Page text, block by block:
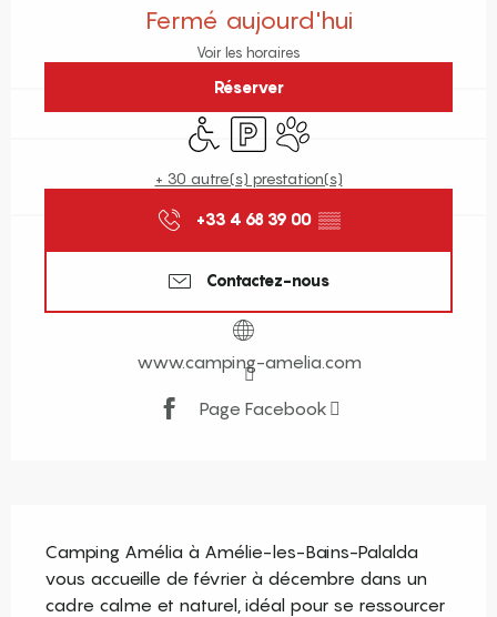
Fermé aujourd'hui
Voir les horaires
Réserver
Accès handicapés
ParkingAnimaux acceptés
+ 30 autre(s) prestation(s)
+33 4 68 39 00 ▒▒
Contactez-nous
www.camping-amelia.com
Page Facebook
Camping Amélia à Amélie-les-Bains-Palalda
vous accueille de février à décembre dans un
cadre calme et naturel, idéal pour se ressourcer